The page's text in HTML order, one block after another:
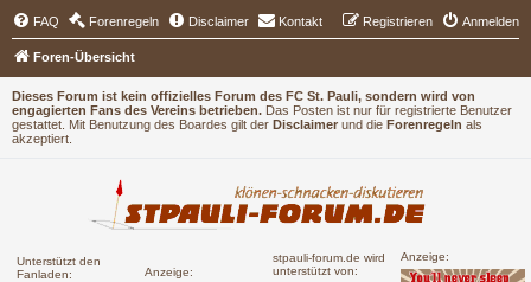
Dieses Forum ist kein offizielles Forum des FC St. Pauli, sondern wird von
engagierten Fans des Vereins betrieben. Das Posten ist nur für registrierte Benutzer
gestattet. Mit Benutzung des Boardes gilt der Disclaimer und die Forenregeln als
akzeptiert.
Unterstützt den
Fanladen:
Anzeige:
stpauli-forum.de wird
unterstützt von:
Anzeige:
FAQ Forenregeln Disclaimer Kontakt Anmelden
Registrieren
Foren-Übersicht